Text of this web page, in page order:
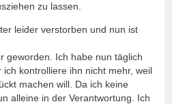
zu lassen.
leider verstorben und nun ist
geworden. Ich habe nun täglich
kontrolliere ihn nicht mehr, weil
machen will. Da ich keine
alleine in der Verantwortung. Ich